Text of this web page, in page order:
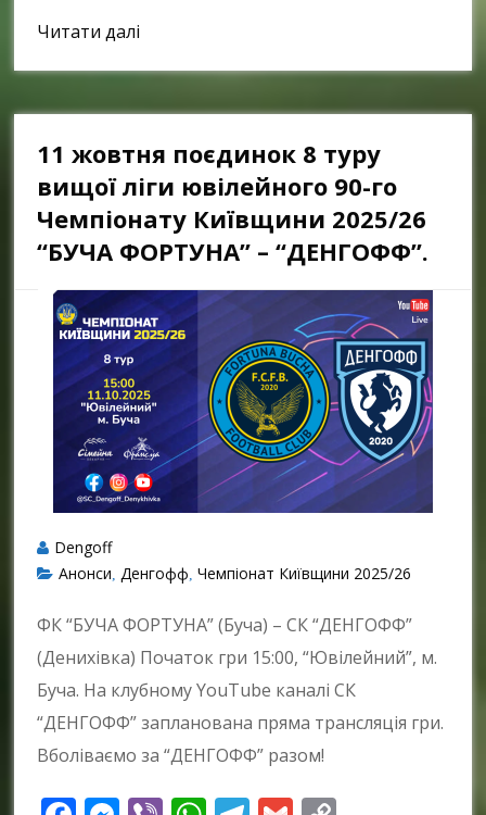
Читати далі
11 жовтня поєдинок 8 туру
вищої ліги ювілейного 90-го
Чемпіонату Київщини 2025/26
“БУЧА ФОРТУНА” – “ДЕНГОФФ”.
Dengoff
Анонси Денгофф ,Чемпіонат Київщини 2025/26
ФК “БУЧА ФОРТУНА” (Буча) – СК “ДЕНГОФФ”
(Денихівка) Початок гри 15:00, “Ювілейний”, м.
Буча. На клубному YouTube каналі СК
“ДЕНГОФФ” запланована пряма трансляція гри.
Вболіваємо за “ДЕНГОФФ” разом!